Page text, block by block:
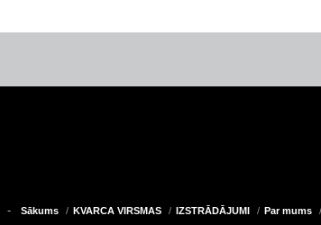
- Sākums KVARCA VIRSMAS IZSTRĀDĀJUMI Par mums